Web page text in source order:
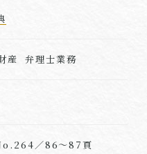
産 弁理士業務
／86～87頁